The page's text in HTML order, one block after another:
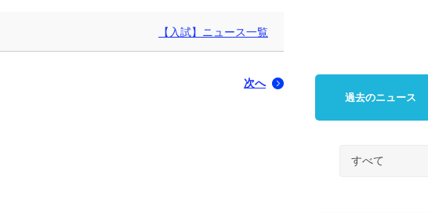
【入試】ニュース一覧
次へ
過去のニュース